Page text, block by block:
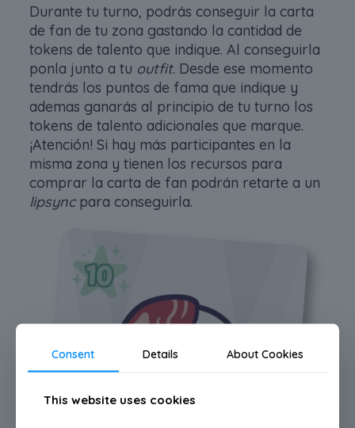
Durante tu turno, podrás conseguir la carta
de fan de tu zona gastando la cantidad de
tokens de talento que indique. Al conseguirla
ponla junto a tu outfit. Desde ese momento
tendrás los puntos de fama que indique y
ademas ganarás al principio de tu turno los
tokens de talento adicionales que marque.
¡Atención! Si hay más participantes en la
misma zona y tienen los recursos para
comprar la carta de fan podrán retarte a un
lipsyncpara conseguirla.
Consent Details About Cookies
This website uses cookies